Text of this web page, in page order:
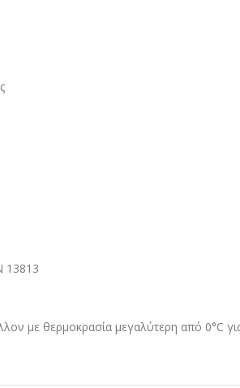
13813
με θερμοκρασία μεγαλύτερη από 0°C